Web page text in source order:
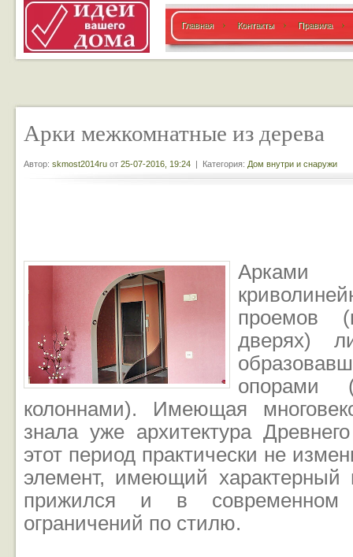
Главная Контакты Правила
Арки межкомнатные из дерева
Автор: skmost2014ru от 25-07-2016, 19:24 | Категория: Дом внутри и снаружи
Арками
проемов
дверях)
опорами
колоннами). Имеющая
знала уже архитектура
этот период практически не
элемент, имеющий характерный
прижился и в
ограничений по стилю.